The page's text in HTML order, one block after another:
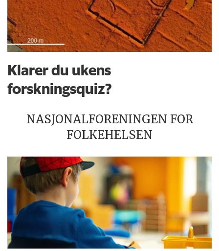
Klarer du ukens
forskningsquiz?
NASJONALFORENINGEN FOR
FOLKEHELSEN